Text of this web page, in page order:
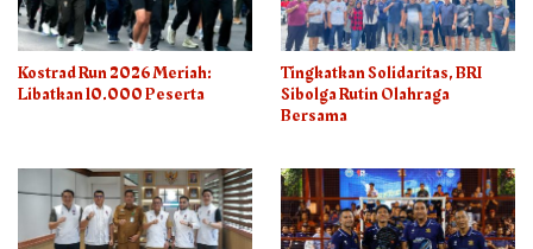
Kostrad Run 2026 Meriah:
Libatkan 10.000 Peserta
Tingkatkan Solidaritas, BRI
Sibolga Rutin Olahraga
Bersama